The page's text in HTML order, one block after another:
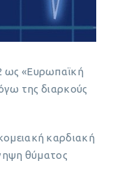
ως «Ευρωπαϊκή
της διαρκούς
καρδιακή
θύματος